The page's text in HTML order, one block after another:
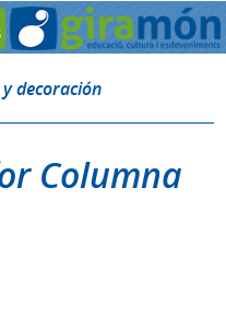
decoración
Columna